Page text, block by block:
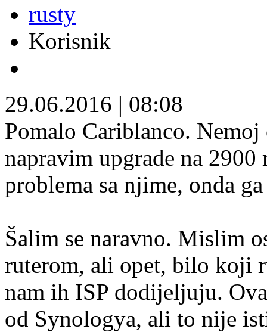
rusty
Korisnik
29.06.2016 | 08:08
Pomalo Cariblanco.
napravim upgrade na
problema sa njime, onda
Šalim se naravno. Mislim
ruterom, ali opet, bilo koji
nam ih ISP dodijeljuju.
od Synologya, ali to nije